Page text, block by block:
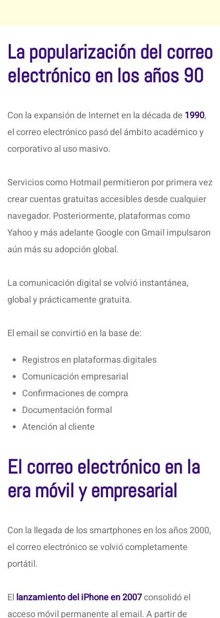
La popularización del correo
electrónico en los años 90
Con la expansión de Internet en la década de 1990,
el correo electrónico pasó del ámbito académico y
corporativo al uso masivo.
Servicios como Hotmail permitieron por primera vez
crear cuentas gratuitas accesibles desde cualquier
navegador. Posteriormente, plataformas como
Yahoo y más adelante Google con Gmail impulsaron
aún más su adopción global.
La comunicación digital se volvió instantánea,
global y prácticamente gratuita.
El email se convirtió en la base de:
Registros en plataformas digitales
Comunicación empresarial
Confirmaciones de compra
Documentación formal
Atención al cliente
El correo electrónico en la
era móvil y empresarial
Con la llegada de los smartphones en los años 2000,
el correo electrónico se volvió completamente
portátil.
El lanzamiento del iPhone en 2007consolidó el
acceso móvil permanente al email. A partir de